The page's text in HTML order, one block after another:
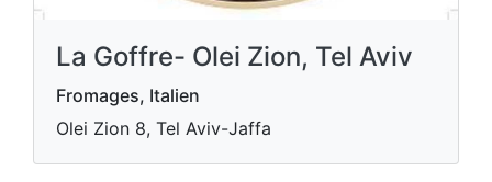
La Goffre- Olei Zion, Tel Aviv
Fromages, Italien
Olei Zion 8, Tel Aviv-Jaffa